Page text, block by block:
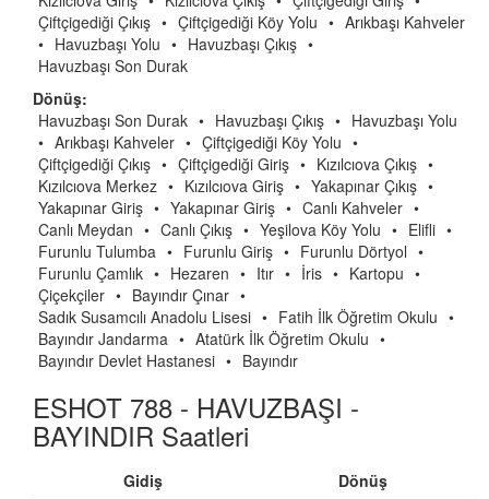
Çiftçigediği Çıkış • Çiftçigediği Köy Yolu • Arıkbaşı Kahveler
• Havuzbaşı Yolu • Havuzbaşı Çıkış •
Havuzbaşı Son Durak
Dönüş:
Havuzbaşı Son Durak • Havuzbaşı Çıkış • Havuzbaşı Yolu
• Arıkbaşı Kahveler • Çiftçigediği Köy Yolu •
Çiftçigediği Çıkış • Çiftçigediği Giriş • Kızılcıova Çıkış •
Kızılcıova Merkez • Kızılcıova Giriş • Yakapınar Çıkış •
Yakapınar Giriş • Yakapınar Giriş • Canlı Kahveler •
Canlı Meydan • Canlı Çıkış • Yeşilova Köy Yolu • Elifli •
Furunlu Tulumba • Furunlu Giriş • Furunlu Dörtyol •
Furunlu Çamlık • Hezaren • Itır • İris • Kartopu •
Çiçekçiler • Bayındır Çınar •
Sadık Susamcılı Anadolu Lisesi • Fatih İlk Öğretim Okulu •
Bayındır Jandarma • Atatürk İlk Öğretim Okulu •
Bayındır Devlet Hastanesi • Bayındır
ESHOT 788 - HAVUZBAŞI -
BAYINDIR Saatleri
Gidiş
Dönüş